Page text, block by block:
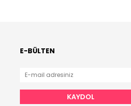
E-BÜLTEN
KAYDOL